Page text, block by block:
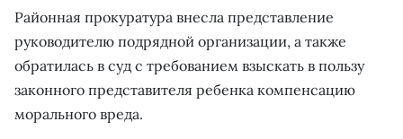
Районная прокуратура внесла представление
руководителю подрядной организации, а также
обратилась в суд с требованием взыскать в пользу
законного представителя ребенка компенсацию
морального вреда.